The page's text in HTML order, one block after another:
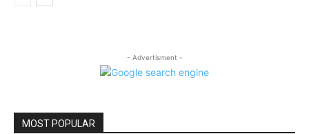
- Advertisment -
MOST POPULAR